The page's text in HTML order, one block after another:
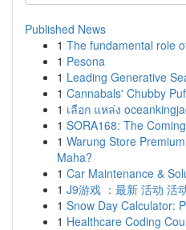
Published News
1 The fundamental role
1 Pesona
1 Leading Generative
1 Cannabals' Chubby
1 เลือก แหล่ง
1 SORA168: The
1 Warung Store
Maha?
1 Car Maintenance &
1 J9游戏 ：最新 活动 活
1 Snow Day Calculator:
1 Healthcare Coding